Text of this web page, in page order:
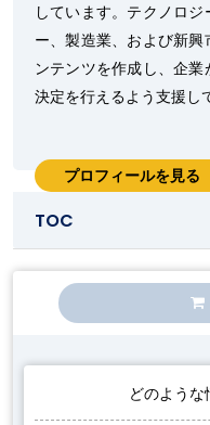
しています。テクノロ
ー、製造業、および新
ンテンツを作成し、企
決定を行えるよう支援し
プロフィールを見る
TOC
どのよう